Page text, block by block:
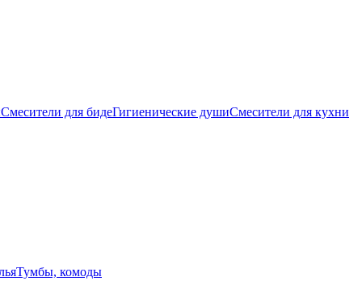
Смесители для бидеГигиенические душиСмесители для кухни
Тумбы, комоды